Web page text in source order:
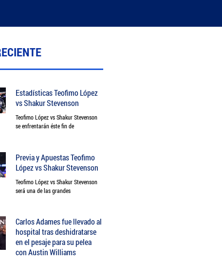
Estadísticas Teofimo López
vs Shakur Stevenson
Teofimo López vs Shakur Stevenson
se enfrentarán éste fin de
Previa y Apuestas Teofimo
López vs Shakur Stevenson
Teofimo López vs Shakur Stevenson
será una de las grandes
Carlos Adames fue llevado al
hospital tras deshidratarse
en el pesaje para su pelea
con Austin Williams